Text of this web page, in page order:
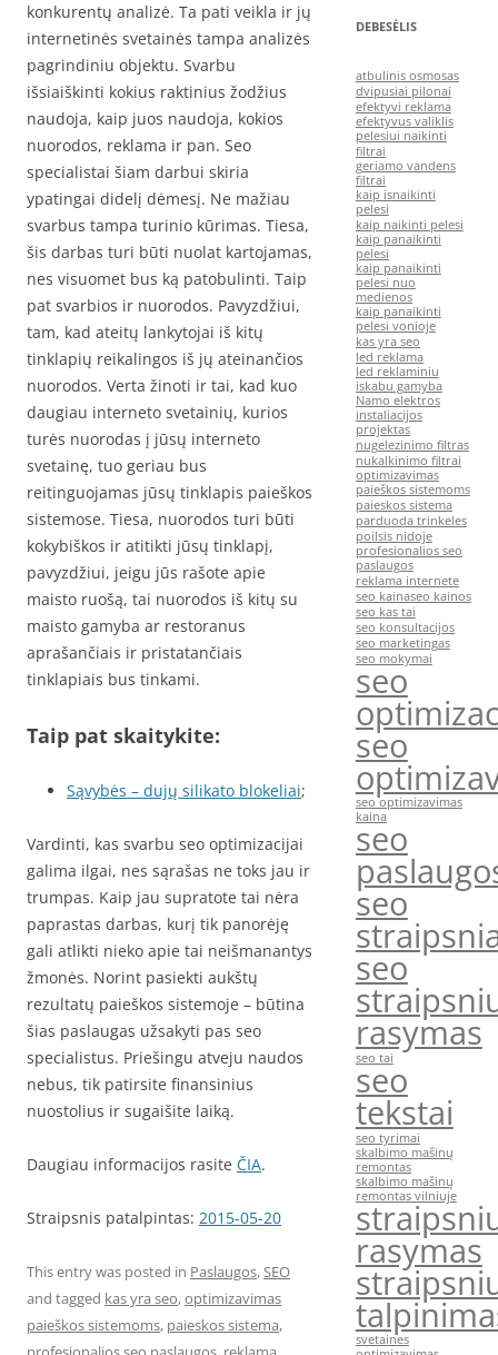
konkurentų analizė. Ta pati veikla ir jų
internetinės svetainės tampa analizės
pagrindiniu objektu. Svarbu
išsiaiškinti kokius raktinius žodžius
naudoja, kaip juos naudoja, kokios
nuorodos, reklama ir pan. Seo
specialistai šiam darbui skiria
ypatingai didelį dėmesį. Ne mažiau
svarbus tampa turinio kūrimas. Tiesa,
šis darbas turi būti nuolat kartojamas,
nes visuomet bus ką patobulinti. Taip
pat svarbios ir nuorodos. Pavyzdžiui,
tam, kad ateitų lankytojai iš kitų
tinklapių reikalingos iš jų ateinančios
nuorodos. Verta žinoti ir tai, kad kuo
daugiau interneto svetainių, kurios
turės nuorodas į jūsų interneto
svetainę, tuo geriau bus
reitinguojamas jūsų tinklapis paieškos
sistemose. Tiesa, nuorodos turi būti
kokybiškos ir atitikti jūsų tinklapį,
pavyzdžiui, jeigu jūs rašote apie
maisto ruošą, tai nuorodos iš kitų su
maisto gamyba ar restoranus
aprašančiais ir pristatančiais
tinklapiais bus tinkami.
Taip pat skaitykite:
Sąvybės – dujų silikato blokeliai;
Vardinti, kas svarbu seo optimizacijai
galima ilgai, nes sąrašas ne toks jau ir
trumpas. Kaip jau supratote tai nėra
paprastas darbas, kurį tik panorėję
gali atlikti nieko apie tai neišmanantys
žmonės. Norint pasiekti aukštų
rezultatų paieškos sistemoje – būtina
šias paslaugas užsakyti pas seo
specialistus. Priešingu atveju naudos
nebus, tik patirsite finansinius
nuostolius ir sugaišite laiką.
Daugiau informacijos rasite ČIA.
Straipsnis patalpintas: 2015-05-20
This entry was posted in Paslaugos,SEO
and tagged kas yra seo,optimizavimas
paieškos sistemoms, paieskos sistema,
DEBESĖLIS
atbulinis osmosas
dvipusiai pilonai
efektyvi reklama
efektyvus valiklis
pelesiui naikinti
filtrai
geriamo vandens
filtrai
kaip isnaikinti
pelesi
kaip naikinti pelesi
kaip panaikinti
pelesi
kaip panaikinti
pelesi nuo
medienos
kaip panaikinti
pelesi vonioje
kas yra seo
led reklama
led reklaminiu
iskabu gamyba
Namo elektros
instaliacijos
projektas
nugelezinimo filtras
nukalkinimo filtrai
optimizavimas
paieškos sistemoms
paieskos sistema
parduoda trinkeles
poilsis nidoje
profesionalios seo
paslaugos
reklama internete
seo kainaseo kainos
seo kas tai
seo konsultacijos
seo marketingas
seo mokymai
seo
seo
seo optimizavimas
kaina
seo
seo
seo
rasymas
seo tai
seo
tekstai
seo tyrimai
skalbimo mašinų
remontas
skalbimo mašinų
remontas vilniuje
rasymas
svetaines